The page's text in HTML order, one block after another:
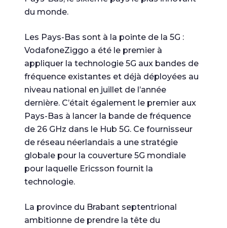
du monde.
Les Pays-Bas sont à la pointe de la 5G :
VodafoneZiggo a été le premier à
appliquer la technologie 5G aux bandes de
fréquence existantes et déjà déployées au
niveau national en juillet de l’année
dernière. C’était également le premier aux
Pays-Bas à lancer la bande de fréquence
de 26 GHz dans le Hub 5G. Ce fournisseur
de réseau néerlandais a une stratégie
globale pour la couverture 5G mondiale
pour laquelle Ericsson fournit la
technologie.
La province du Brabant septentrional
ambitionne de prendre la tête du